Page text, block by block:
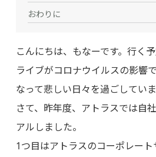
おわりに
こんにちは、もなーです。行く
ライブがコロナウイルスの影響
なって悲しい日々を過ごしていま
さて、昨年度、アトラスでは自
アルしました。
1つ目はアトラスのコーポレート